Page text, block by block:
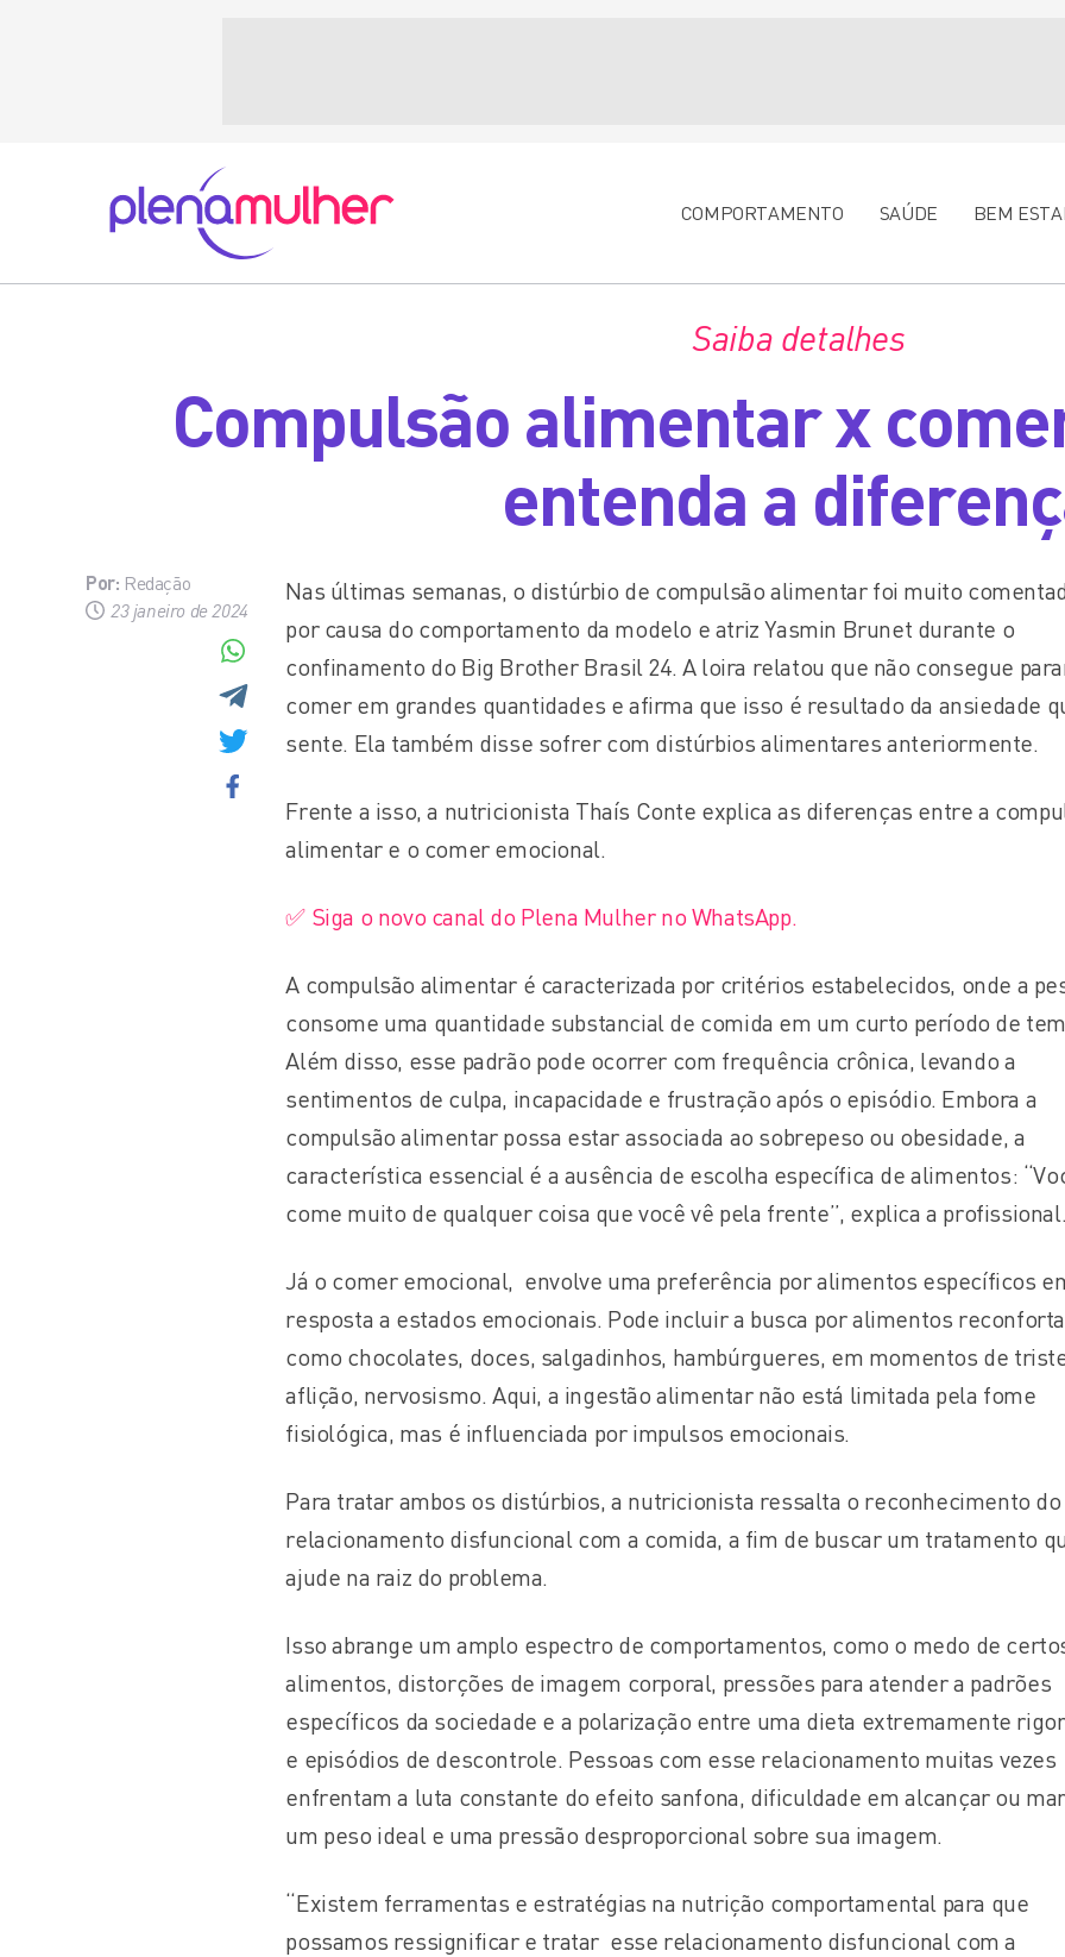
COMPORTAMENTO SAÚDE BEM
Saiba detalhes
Compulsão alimentar x
entenda a
Por: Redação
23 janeiro de 2024
Nas últimas semanas, o distúrbio de compulsão alimentar foi muito
por causa do comportamento da modelo e atriz Yasmin Brunet durante o
confinamento do Big Brother Brasil 24. A loira relatou que não consegue
comer em grandes quantidades e afirma que isso é resultado da ansiedade
sente. Ela também disse sofrer com distúrbios alimentares anteriormente.
Frente a isso, a nutricionista Thaís Conte explica as diferenças entre a
alimentar e o comer emocional.
✅ Siga o novo canal do Plena Mulher no WhatsApp.
A compulsão alimentar é caracterizada por critérios estabelecidos, onde a
consome uma quantidade substancial de comida em um curto período de
Além disso, esse padrão pode ocorrer com frequência crônica, levando a
sentimentos de culpa, incapacidade e frustração após o episódio. Embora a
compulsão alimentar possa estar associada ao sobrepeso ou obesidade, a
característica essencial é a ausência de escolha específica de alimentos:
come muito de qualquer coisa que você vê pela frente”, explica a
Já o comer emocional, envolve uma preferência por alimentos específicos
resposta a estados emocionais. Pode incluir a busca por alimentos
como chocolates, doces, salgadinhos, hambúrgueres, em momentos de
aflição, nervosismo. Aqui, a ingestão alimentar não está limitada pela fome
fisiológica, mas é influenciada por impulsos emocionais.
Para tratar ambos os distúrbios, a nutricionista ressalta o reconhecimento do
relacionamento disfuncional com a comida, a fim de buscar um tratamento
ajude na raiz do problema.
Isso abrange um amplo espectro de comportamentos, como o medo de
alimentos, distorções de imagem corporal, pressões para atender a padrões
específicos da sociedade e a polarização entre uma dieta extremamente
e episódios de descontrole. Pessoas com esse relacionamento muitas vezes
enfrentam a luta constante do efeito sanfona, dificuldade em alcançar ou
um peso ideal e uma pressão desproporcional sobre sua imagem.
“Existem ferramentas e estratégias na nutrição comportamental para que
possamos ressignificar e tratar esse relacionamento disfuncional com a